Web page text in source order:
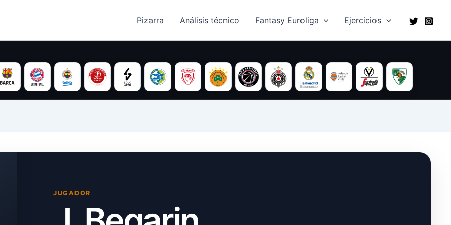
Pizarra Análisis técnico​ Fantasy Euroliga Ejercicios
JUGADOR